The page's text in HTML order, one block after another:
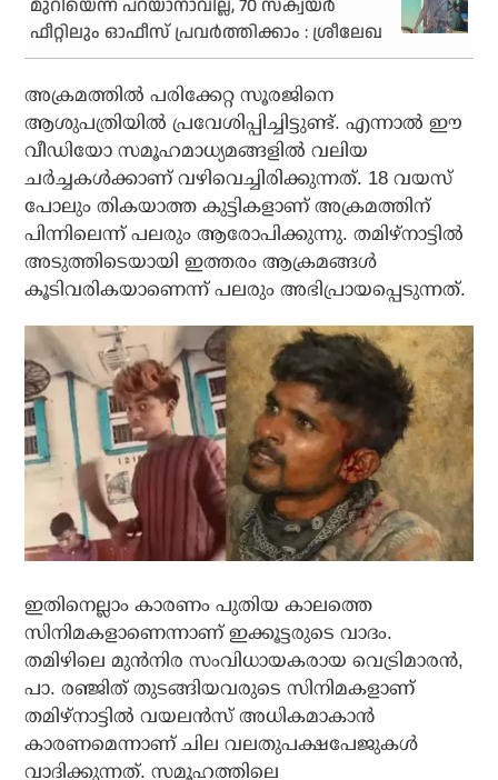
മുറിയെന്ന് പറയാനാവില്ല, 70 സ്‌ക്വയര്‍
ഫീറ്റിലും ഓഫീസ് പ്രവര്‍ത്തിക്കാം : ശ്രീലേഖ
അക്രമത്തില്‍ പരിക്കേറ്റ സൂരജിനെ
ആശുപത്രിയില്‍ പ്രവേശിപ്പിച്ചിട്ടുണ്ട്. എന്നാല്‍ ഈ
വീഡിയോ സമൂഹമാധ്യമങ്ങളില്‍ വലിയ
ചര്‍ച്ചകള്‍ക്കാണ് വഴിവെച്ചിരിക്കുന്നത്. 18 വയസ്
പോലും തികയാത്ത കുട്ടികളാണ് അക്രമത്തിന്
പിന്നിലെന്ന് പലരും ആരോപിക്കുന്നു. തമിഴ്‌നാട്ടില്‍
അടുത്തിടെയായി ഇത്തരം ആക്രമങ്ങള്‍
കൂടിവരികയാണെന്ന് പലരും അഭിപ്രായപ്പെടുന്നത്.
ഇതിനെല്ലാം കാരണം പുതിയ കാലത്തെ
സിനിമകളാണെന്നാണ് ഇക്കൂട്ടരുടെ വാദം.
തമിഴിലെ മുന്‍നിര സംവിധായകരായ വെട്രിമാരന്‍,
പാ. രഞ്ജിത് തുടങ്ങിയവരുടെ സിനിമകളാണ്
തമിഴ്‌നാട്ടില്‍ വയലന്‍സ് അധികമാകാന്‍
കാരണമെന്നാണ് ചില വലതുപക്ഷപേജുകള്‍
വാദിക്കുന്നത്. സമൂഹത്തിലെ